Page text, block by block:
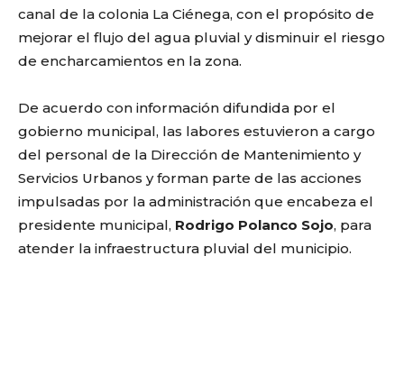
canal de la colonia La Ciénega, con el propósito de
mejorar el flujo del agua pluvial y disminuir el riesgo
de encharcamientos en la zona.
De acuerdo con información difundida por el
gobierno municipal, las labores estuvieron a cargo
del personal de la Dirección de Mantenimiento y
Servicios Urbanos y forman parte de las acciones
impulsadas por la administración que encabeza el
presidente municipal, Rodrigo Polanco Sojo, para
atender la infraestructura pluvial del municipio.